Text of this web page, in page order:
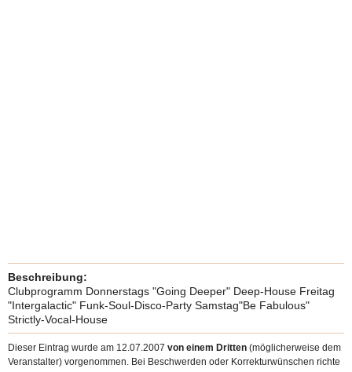
Beschreibung:
Clubprogramm Donnerstags "Going Deeper" Deep-House Freitag
"Intergalactic" Funk-Soul-Disco-Party Samstag"Be Fabulous"
Strictly-Vocal-House
Dieser Eintrag wurde am 12.07.2007 von einem Dritten (möglicherweise dem
Veranstalter) vorgenommen. Bei Beschwerden oder Korrekturwünschen richte